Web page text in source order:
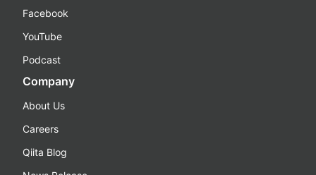
Facebook
YouTube
Podcast
Company
About Us
Careers
Qiita Blog